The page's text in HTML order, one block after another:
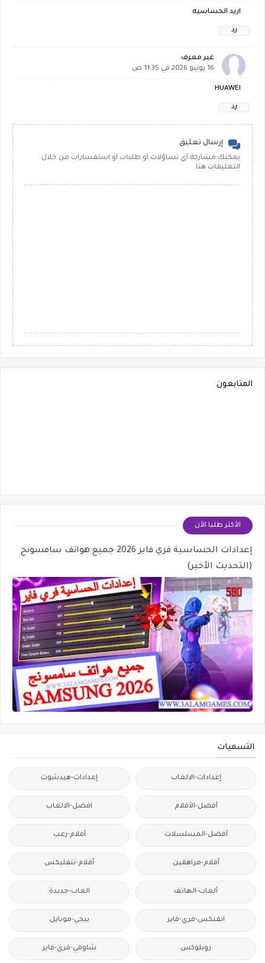
اريد الحساسيه
رد
غير معرف
16 يونيو 2026 في 11:35 ص
HUAWEI
رد
إرسال تعليق
يمكنك مشاركة أي تساؤلات أو طلبات أو استفسارات من خلال
التعليقات هنا
المتابعون
الأكثر طلبا الأن
إعدادات الحساسية فري فاير 2026 جميع هواتف سامسونج
(التحديث الأخير)
التسميات
إعدادات-الالعاب إعدادات-هيدشوت
أفضل-الأفلام افضل-الالعاب
أفضل-المسلسلات أفلام-رعب
أفلام-مراهقين أفلام-نتفليكس
ألعاب-الهاتف العاب-جديدة
انفنكس-فري-فاير ببجي-موبايل
روبلوكس شاومي-فري-فاير